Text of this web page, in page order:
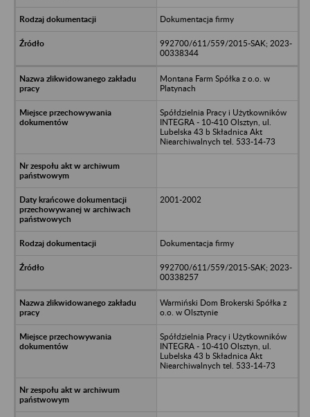
Dokumentacja firmy
992700/611/559/2015-SAK; 2023-
00338344
Montana Farm Spółka z o.o. w
Platynach
Spółdzielnia Pracy i Użytkowników
INTEGRA - 10-410 Olsztyn, ul.
Lubelska 43 b Składnica Akt
Niearchiwalnych tel. 533-14-73
2001-2002
Dokumentacja firmy
992700/611/559/2015-SAK; 2023-
00338257
Warmiński Dom Brokerski Spółka z
o.o. w Olsztynie
Spółdzielnia Pracy i Użytkowników
INTEGRA - 10-410 Olsztyn, ul.
Lubelska 43 b Składnica Akt
Niearchiwalnych tel. 533-14-73